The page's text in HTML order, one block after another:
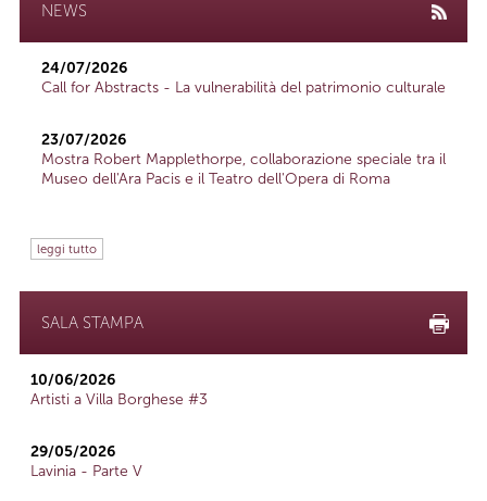
NEWS
24/07/2026
Call for Abstracts - La vulnerabilità del patrimonio culturale
23/07/2026
Mostra Robert Mapplethorpe, collaborazione speciale tra il
Museo dell'Ara Pacis e il Teatro dell'Opera di Roma
leggi tutto
SALA STAMPA
10/06/2026
Artisti a Villa Borghese #3
29/05/2026
Lavinia - Parte V